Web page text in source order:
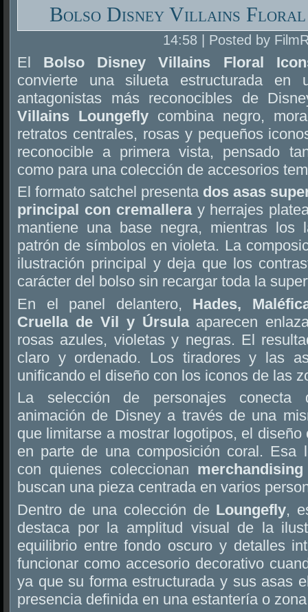
Bolso Disney Villains Floral
14:58 | Posted by
El Bolso Disney Villains Floral
convierte una silueta estructurada en
antagonistas más reconocibles de
Villains Loungefly combina negro,
retratos centrales, rosas y pequeños
reconocible a primera vista, pensado
como para una colección de accesorios
El formato satchel presenta dos asas
principal con cremalleray herrajes
mantiene una base negra, mientras los
patrón de símbolos en violeta. La
ilustración principal y deja que los
carácter del bolso sin recargar toda la
En el panel delantero, Hades,
Cruella de Vil y Úrsulaaparecen
rosas azules, violetas y negras. El
claro y ordenado. Los tiradores y las
unificando el diseño con los iconos de las
La selección de personajes conecta
animación de Disney a través de una
que limitarse a mostrar logotipos, el
en parte de una composición coral. Esa
con quienes coleccionan
buscan una pieza centrada en varios
Dentro de una colección de Loungefly,
destaca por la amplitud visual de la
equilibrio entre fondo oscuro y detalles
funcionar como accesorio decorativo
ya que su forma estructurada y sus asas
presencia definida en una estantería o